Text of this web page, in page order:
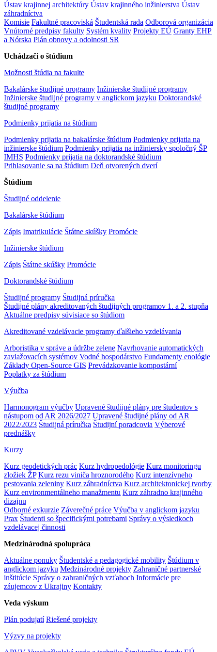
Ústav krajinnej architektúry Ústav krajinného inžinierstva Ústav
záhradníctva
Komisie Fakultné pracoviská Študentská rada Odborová organizácia
Vnútorné predpisy fakulty Systém kvality Projekty EÚ Granty EHP
a Nórska Plán obnovy a odolnosti SR
Uchádzači o štúdium
Možnosti štúdia na fakulte
Bakalárske študijné programy Inžinierske študijné programy
Inžinierske študijné programy v anglickom jazyku Doktorandské
študijné programy
Podmienky prijatia na štúdium
Podmienky prijatia na bakalárske štúdium Podmienky prijatia na
inžinierske štúdium Podmienky prijatia na inžiniersky spoločný ŠP
IMHS Podmienky prijatia na doktorandské štúdium
Prihlasovanie sa na štúdium Deň otvorených dverí
Štúdium
Študijné oddelenie
Bakalárske štúdium
Zápis Imatrikulácie Štátne skúšky Promócie
Inžinierske štúdium
Zápis Štátne skúšky Promócie
Doktorandské štúdium
Študijné programy Študijná príručka
Študijné plány akreditovaných študijných programov 1. a 2. stupňa
Aktuálne predpisy súvisiace so štúdiom
Akreditované vzdelávacie programy ďalšieho vzdelávania
Arboristika v správe a údržbe zelene Navrhovanie automatických
zavlažovacích systémov Vodné hospodárstvo Fundamenty enológie
Základy Open-Source GIS Prevádzkovanie kompostární
Poplatky za štúdium
Výučba
Harmonogram výučby Upravené študijné plány pre študentov s
nástupom od AR 2026/2027 Upravené študijné plány od AR
2022/2023 Študijná príručka Študijní poradcovia Výberové
prednášky
Kurzy
Kurz geodetických prác Kurz hydropedológie Kurz monitoringu
zložiek ŽP Kurz rezu viniča hroznorodého Kurz intenzívneho
pestovania zeleniny Kurz záhradníctva Kurz architektonickej tvorby
Kurz environmentálneho manažmentu Kurz záhradno krajinného
dizajnu
Odborné exkurzie Záverečné práce Výučba v anglickom jazyku
Prax Študenti so špecifickými potrebami Správy o výsledkoch
vzdelávacej činnosti
Medzinárodná spolupráca
Aktuálne ponuky Študentské a pedagogické mobility Štúdium v
anglickom jazyku Medzinárodné projekty Zahraničné partnerské
inštitúcie Správy o zahraničných vzťahoch Informácie pre
záujemcov z Ukrajiny Kontakty
Veda výskum
Plán podujatí Riešené projekty
Výzvy na projekty